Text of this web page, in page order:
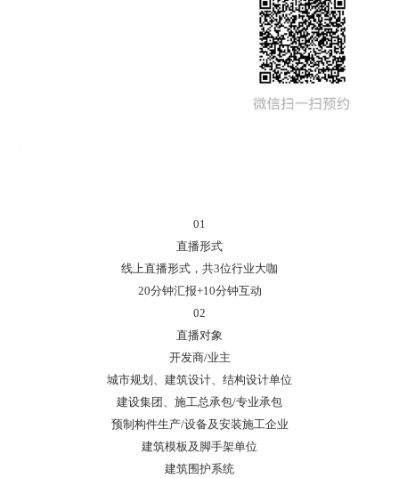
01
直播形式
线上直播形式，共3位行业大咖
20分钟汇报+10分钟互动
02
直播对象
开发商/业主
城市规划、建筑设计、结构设计单位
建设集团、施工总承包/专业承包
预制构件生产/设备及安装施工企业
建筑模板及脚手架单位
建筑围护系统